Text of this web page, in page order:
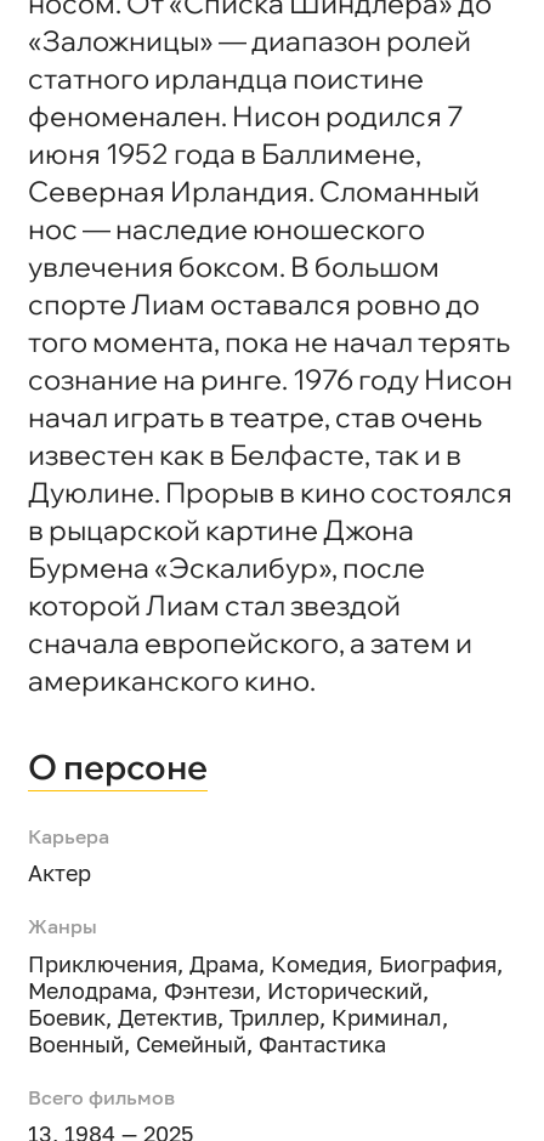
«Заложницы» — диапазон ролей
статного ирландца поистине
феноменален. Нисон родился 7
июня 1952 года в Баллимене,
Северная Ирландия. Сломанный
нос — наследие юношеского
увлечения боксом. В большом
спорте Лиам оставался ровно до
того момента, пока не начал терять
сознание на ринге. 1976 году Нисон
начал играть в театре, став очень
известен как в Белфасте, так и в
Дуюлине. Прорыв в кино состоялся
в рыцарской картине Джона
Бурмена «Эскалибур», после
которой Лиам стал звездой
сначала европейского, а затем и
американского кино.
О персоне
Карьера
Актер
Жанры
Приключения, Драма, Комедия, Биография,
Мелодрама, Фэнтези, Исторический,
Боевик, Детектив, Триллер, Криминал,
Военный, Семейный, Фантастика
Всего фильмов
13, 1984 — 2025